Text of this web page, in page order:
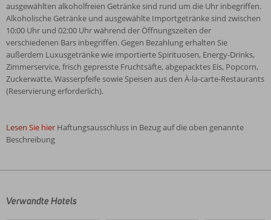
ausgewählten alkoholfreien Getränke sind rund um die Uhr inbegriffen.
Alkoholische Getränke und ausgewählte Importgetränke sind zwischen
10:00 Uhr und 02:00 Uhr während der Öffnungszeiten der
verschiedenen Bars inbegriffen. Gegen Bezahlung erhalten Sie
außerdem Luxusgetränke wie importierte Spirituosen, Energy-Drinks,
Zimmerservice, frisch gepresste Fruchtsäfte, abgepacktes Eis, Popcorn,
Zuckerwatte, Wasserpfeife sowie Speisen aus den À-la-carte-Restaurants
(Reservierung erforderlich).
Lesen Sie hier Haftungsausschluss in Bezug auf die oben genannte
Beschreibung
von
Verwandte Hotels